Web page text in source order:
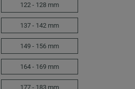
122 - 128 mm
137 - 142 mm
149 - 156 mm
164 - 169 mm
177 - 183 mm